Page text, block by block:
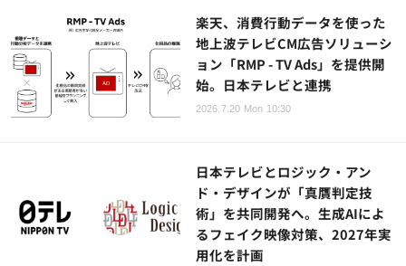
楽天、消費行動データを使った
地上波テレビCM広告ソリューシ
ョン「RMP - TV Ads」を提供開
始。日本テレビと連携
2026.7.20 Mon 10:30
日本テレビとロジック・アン
ド・デザインが「真贋判定技
術」を共同開発へ。生成AIによ
るフェイク映像対策、2027年実
用化を計画